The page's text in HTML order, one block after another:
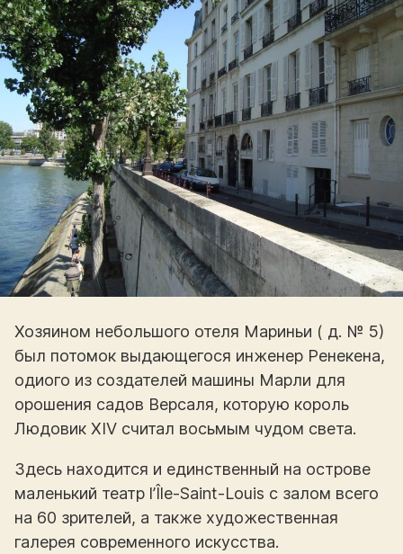
Хозяином небольшого отеля Мариньи ( д. № 5)
был потомок выдающегося инженер Ренекена,
одиого из создателей машины Марли для
орошения садов Версаля, которую король
Людовик XIV считал восьмым чудом света.
Здесь находится и единственный на острове
маленький театр l’Île-Saint-Louis с залом всего
на 60 зрителей, а также художественная
галерея современного искусства.